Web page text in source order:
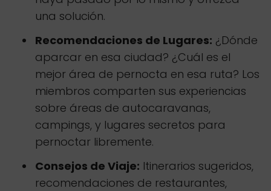
una solución.
Recomendaciones de Lugares: ¿Dónde
aparcar en esa ciudad? ¿Cuál es el
mejor área de pernocta en esa ruta? Los
miembros comparten sus experiencias
sobre áreas de autocaravanas,
campings, y lugares secretos para
pernoctar libremente.
Consejos de Viaje: Itinerarios sugeridos,
recomendaciones de restaurantes,